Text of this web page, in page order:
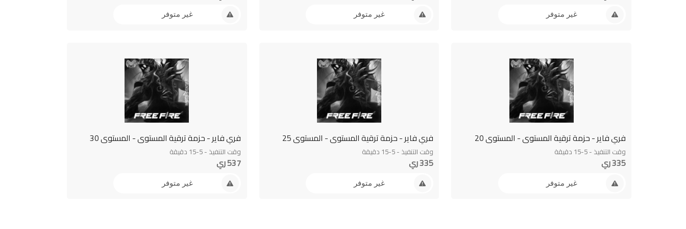
غير متوفر غير متوفر غير متوفر
فري فاير - حزمة ترقية المستوى - المستوى 20
وقت التنفيذ - 5-15 دقيقة
335 ري
غير متوفر
فري فاير - حزمة ترقية المستوى - المستوى 25
وقت التنفيذ - 5-15 دقيقة
335 ري
غير متوفر
فري فاير - حزمة ترقية المستوى - المستوى 30
وقت التنفيذ - 5-15 دقيقة
537 ري
غير متوفر